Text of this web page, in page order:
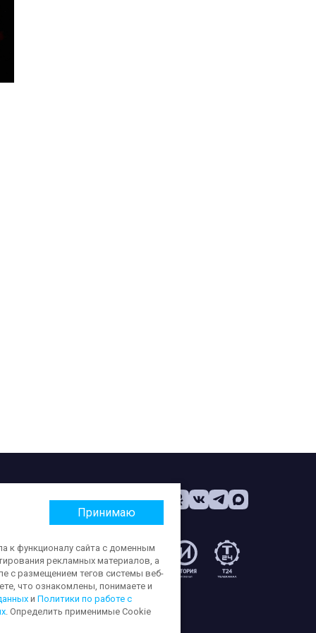
данных
Принимаю
к функционалу сайта с доменным
рекламных материалов, а
с размещением тегов системы веб-
что ознакомлены, понимаете и
и Политики по работе с
. Определить применимые Cookie